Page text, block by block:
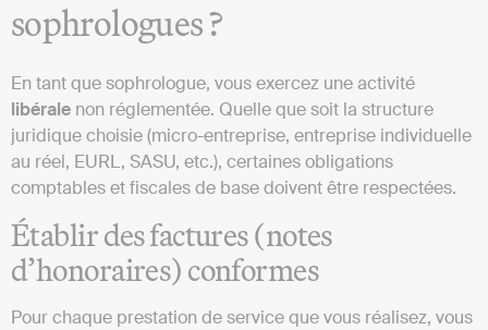
sophrologues ?
En tant que sophrologue, vous exercez une activité
libérale non réglementée. Quelle que soit la structure
juridique choisie (micro-entreprise, entreprise individuelle
au réel, EURL, SASU, etc.), certaines obligations
comptables et fiscales de base doivent être respectées.
Établir des factures (notes
d’honoraires) conformes
Pour chaque prestation de service que vous réalisez, vous